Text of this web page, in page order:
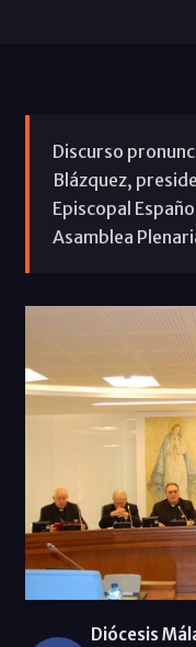
Discurso
Blázquez,
Episcopal
Asamblea
Diócesis